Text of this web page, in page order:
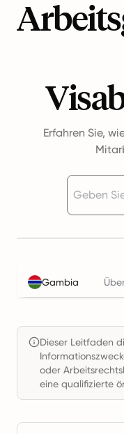
Erfahren Sie,
Gambia
Dieser Leitfaden
oder
eine qualifizierte